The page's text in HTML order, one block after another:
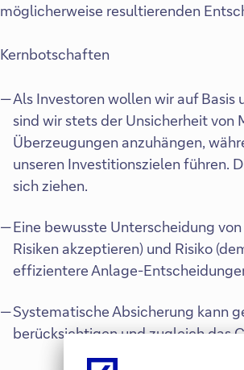
möglicherweise resultierenden
Kernbotschaften
Als Investoren wollen wir auf
sind wir stets der Unsicherheit von
Überzeugungen anzuhängen,
unseren Investitionszielen führen.
sich ziehen.
Eine bewusste Unterscheidung
Risiken akzeptieren) und Risiko
effizientere Anlage-
Systematische Absicherung kann
berücksichtigen und zugleich das